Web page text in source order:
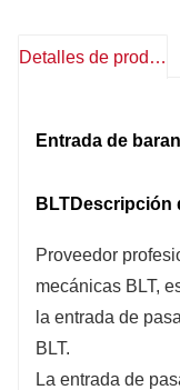
Puerta a Puerta
México.
Detalles de producto
Entrada de
BLTDescripción
Proveedor
mecánicas BLT,
la entrada de
BLT.
La entrada de